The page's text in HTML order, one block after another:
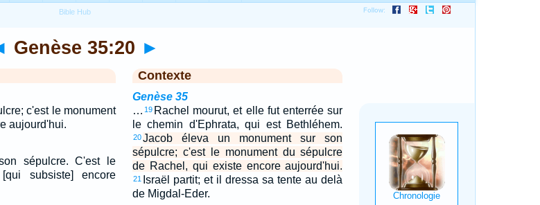
Genèse 35:20 ►
c'est le monument
aujourd'hui.
sépulcre. C'est le
subsiste] encore
Contexte
Genèse 35
… 19 Rachel mourut, et elle fut enterrée sur
le chemin d'Ephrata, qui est Bethléhem.
20Jacob éleva un monument sur son
sépulcre; c'est le monument du sépulcre
de Rachel, qui existe encore aujourd'hui.
21
Israël partit; et il dressa sa tente au delà
de Migdal-Eder.